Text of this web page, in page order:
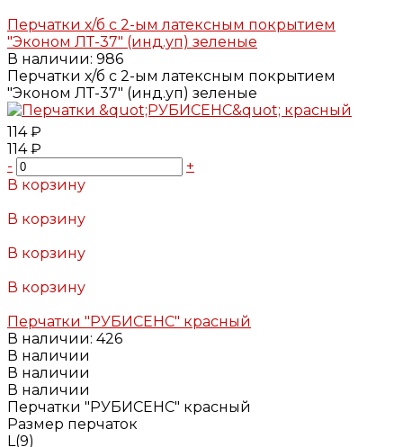
Перчатки х/б с 2-ым латексным покрытием
"Эконом ЛТ-37" (инд.уп) зеленые
В наличии: 986
Перчатки х/б с 2-ым латексным покрытием
"Эконом ЛТ-37" (инд.уп) зеленые
114 ₽
114 ₽
-
+
В корзину
В корзину
В корзину
В корзину
Перчатки "РУБИСЕНС" красный
В наличии: 426
В наличии
В наличии
В наличии
Перчатки "РУБИСЕНС" красный
Размер перчаток
L(9)